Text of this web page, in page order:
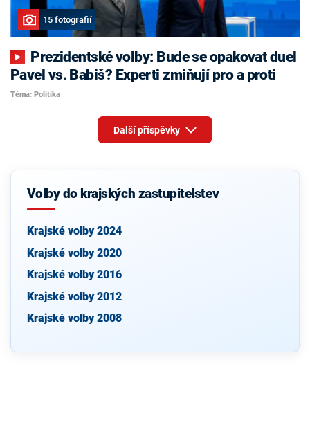
15 fotografií
Pavel vs. Babiš? Experti zmiňují pro a proti
Téma: Politika
Další příspěvky
Volby do krajských zastupitelstev
Krajské volby 2024
Krajské volby 2020
Krajské volby 2016
Krajské volby 2012
Krajské volby 2008